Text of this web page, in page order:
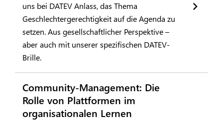
uns bei DATEV Anlass, das Thema
Geschlechtergerechtigkeit auf die Agenda zu
setzen. Aus gesellschaftlicher Perspektive –
aber auch mit unserer spezifischen DATEV-
Brille.
Community-Management: Die
Rolle von Plattformen im
organisationalen Lernen